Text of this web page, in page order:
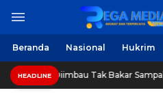
Beranda Nasional Hukrim
HEADLINE
Tak Bakar Sampah Sembarangan